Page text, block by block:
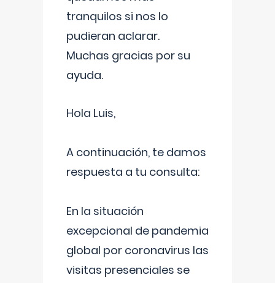
tranquilos si nos lo
pudieran aclarar.
Muchas gracias por su
ayuda.
Hola Luis,
A continuación, te damos
respuesta a tu consulta:
En la situación
excepcional de pandemia
global por coronavirus las
visitas presenciales se